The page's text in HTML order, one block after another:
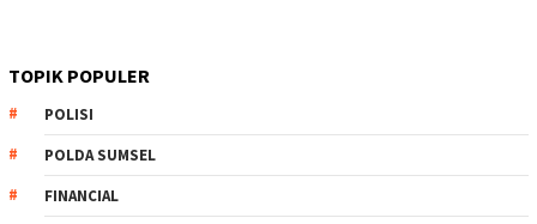
TOPIK POPULER
POLISI
POLDA SUMSEL
FINANCIAL